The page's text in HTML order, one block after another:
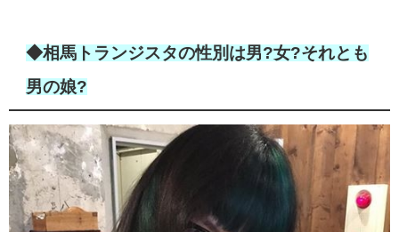
◆相馬トランジスタの性別は男?女?それとも
男の娘?